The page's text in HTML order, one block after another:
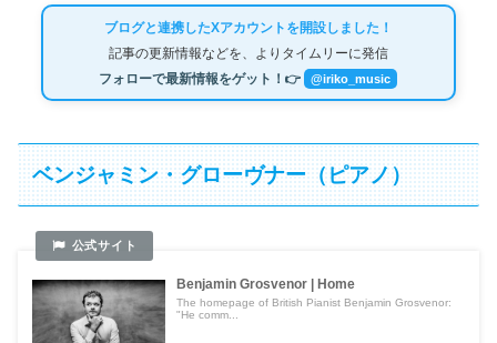
ブログと連携したXアカウントを開設しました！
記事の更新情報などを、よりタイムリーに発信
フォローで最新情報をゲット！👉 @iriko_music
ベンジャミン・グローヴナー（ピアノ）
Benjamin Grosvenor | Home
The homepage of British Pianist Benjamin Grosvenor:
"He comm...